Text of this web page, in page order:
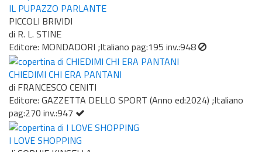
IL PUPAZZO PARLANTE
PICCOLI BRIVIDI
di R. L. STINE
Editore: MONDADORI ;Italiano pag:195 inv.:948
CHIEDIMI CHI ERA PANTANI
di FRANCESCO CENITI
Editore: GAZZETTA DELLO SPORT (Anno ed:2024) ;Italiano
pag:270 inv.:947
I LOVE SHOPPING